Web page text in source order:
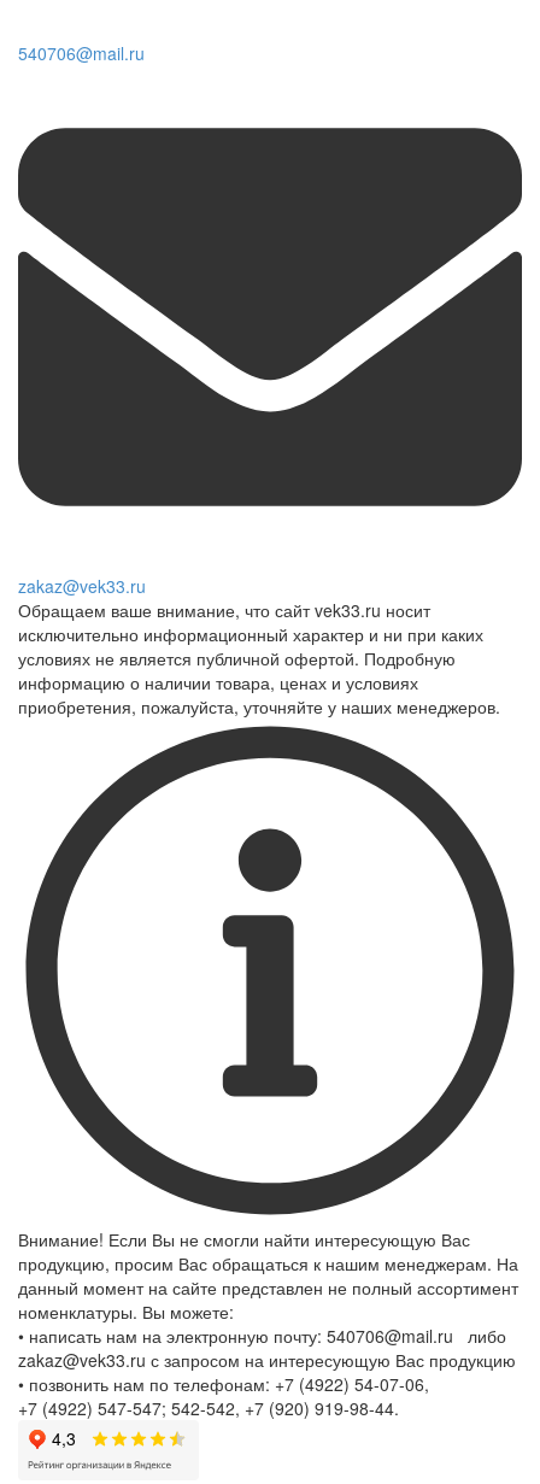
540706@mail.ru
zakaz@vek33.ru
Обращаем ваше внимание, что сайт vek33.ru носит
исключительно информационный характер и ни при каких
условиях не является публичной офертой. Подробную
информацию о наличии товара, ценах и условиях
приобретения, пожалуйста, уточняйте у наших менеджеров.
Внимание! Если Вы не смогли найти интересующую Вас
продукцию, просим Вас обращаться к нашим менеджерам. На
данный момент на сайте представлен не полный ассортимент
номенклатуры. Вы можете:
• написать нам на электронную почту: 540706@mail.ru либо
zakaz@vek33.ru с запросом на интересующую Вас продукцию
• позвонить нам по телефонам: +7 (4922) 54-07-06,
+7 (4922) 547-547; 542-542, +7 (920) 919-98-44.